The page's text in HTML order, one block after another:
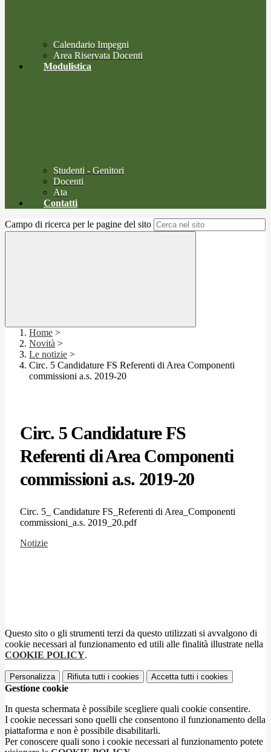
Calendario Impegni
Area Riservata Docenti
Modulistica
Studenti - Genitori
Docenti
Ata
Contatti
Campo di ricerca per le pagine del sito
Home >
Novità >
Le notizie >
Circ. 5 Candidature FS Referenti di Area Componenti
commissioni a.s. 2019-20
Circ. 5 Candidature FS
Referenti di Area Componenti
commissioni a.s. 2019-20
Circ. 5_ Candidature FS_Referenti di Area_Componenti
commissioni_a.s. 2019_20.pdf
Notizie
Questo sito o gli strumenti terzi da questo utilizzati si avvalgono di
cookie necessari al funzionamento ed utili alle finalità illustrate nella
COOKIE POLICY.
Personalizza Rifiuta tutti i cookies Accetta tutti i cookies
Gestione cookie
In questa schermata è possibile scegliere quali cookie consentire.
I cookie necessari sono quelli che consentono il funzionamento della
piattaforma e non è possibile disabilitarli.
Per conoscere quali sono i cookie necessari al funzionamento potete